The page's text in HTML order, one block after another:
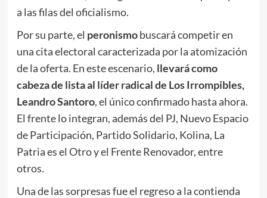
a las filas del oficialismo.
Por su parte, el peronismobuscará competir en
una cita electoral caracterizada por la atomización
de la oferta. En este escenario, llevará como
cabeza de lista al líder radical de Los Irrompibles,
Leandro Santoro, el único confirmado hasta ahora.
El frente lo integran, además del PJ, Nuevo Espacio
de Participación, Partido Solidario, Kolina, La
Patria es el Otro y el Frente Renovador, entre
otros.
Una de las sorpresas fue el regreso a la contienda